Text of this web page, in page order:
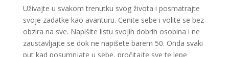
Uživajte u svakom trenutku svog života i posmatrajte
svoje zadatke kao avanturu. Cenite sebe i volite se bez
obzira na sve. Napišite listu svojih dobrih osobina i ne
zaustavljajte se dok ne napišete barem 50. Onda svaki
put kad posumnjate u sebe, pročitajte sve te lepe